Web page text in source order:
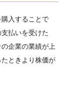
入することで
払いを受けた
企業の業績が上
ときより株価が